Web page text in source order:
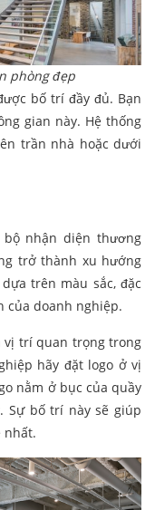
phòng đẹp
bố trí đầy đủ. Bạn
gian này. Hệ thống
trần nhà hoặc dưới
nhận diện thương
trở thành xu hướng
trên màu sắc, đặc
của doanh nghiệp.
vị trí quan trọng trong
hãy đặt logo ở vị
nằm ở bục của quầy
Sự bố trí này sẽ giúp
nhất.